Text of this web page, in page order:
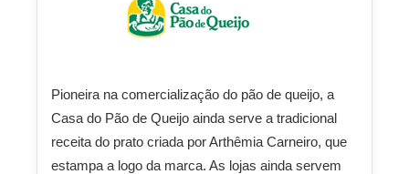
Pioneira na comercialização do pão de queijo, a
Casa do Pão de Queijo ainda serve a tradicional
receita do prato criada por Arthêmia Carneiro, que
estampa a logo da marca. As lojas ainda servem